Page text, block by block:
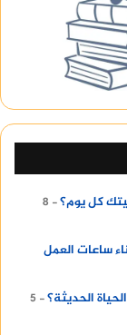
كل يوم؟
8
ساعات العمل
الحديثة؟
5